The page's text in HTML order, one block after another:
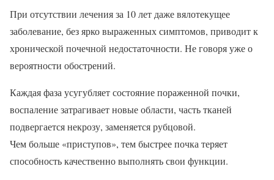
При отсутствии лечения за 10 лет даже вялотекущее
заболевание, без ярко выраженных симптомов, приводит к
хронической почечной недостаточности. Не говоря уже о
вероятности обострений.
Каждая фаза усугубляет состояние пораженной почки,
воспаление затрагивает новые области, часть тканей
подвергается некрозу, заменяется рубцовой.
Чем больше «приступов», тем быстрее почка теряет
способность качественно выполнять свои функции.